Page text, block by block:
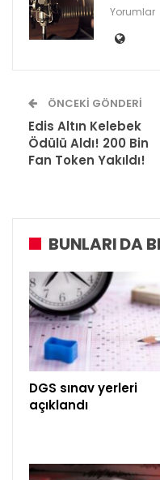
Yorumlar
ÖNCEKI GÖNDERI
Edis Altın Kelebek
Ödülü Aldı! 200 Bin
Fan Token Yakıldı!
BUNLARI DA
DGS sınav yerleri
açıklandı